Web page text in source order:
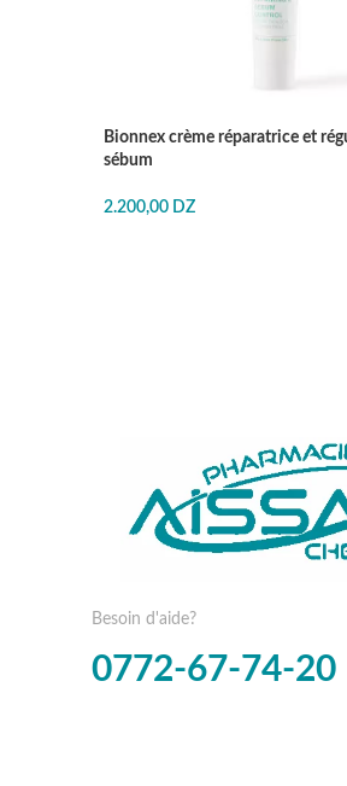
Bionnex crème réparatrice et
sébum
2.200,00 DZ
Besoin d'aide?
0772-67-74-20